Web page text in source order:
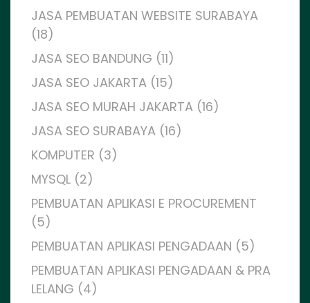
JASA PEMBUATAN WEBSITE SURABAYA
(18)
JASA SEO BANDUNG (11)
JASA SEO JAKARTA (15)
JASA SEO MURAH JAKARTA (16)
JASA SEO SURABAYA (16)
KOMPUTER (3)
MYSQL (2)
PEMBUATAN APLIKASI E PROCUREMENT
(5)
PEMBUATAN APLIKASI PENGADAAN (5)
PEMBUATAN APLIKASI PENGADAAN & PRA
LELANG (4)